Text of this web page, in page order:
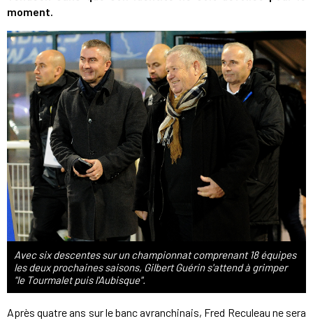
moment.
Avec six descentes sur un championnat comprenant 18 équipes
les deux prochaines saisons, Gilbert Guérin s'attend à grimper
"le Tourmalet puis l'Aubisque".
Après quatre ans sur le banc avranchinais, Fred Reculeau ne sera